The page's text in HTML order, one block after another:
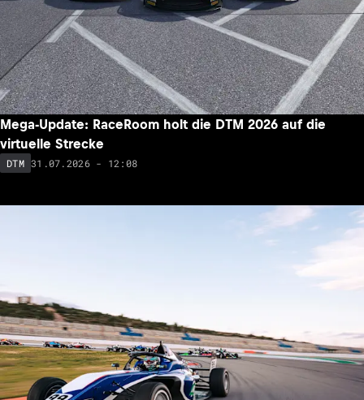
Mega-Update: RaceRoom holt die DTM 2026 auf die
virtuelle Strecke
DTM 31.07.2026 - 12:08